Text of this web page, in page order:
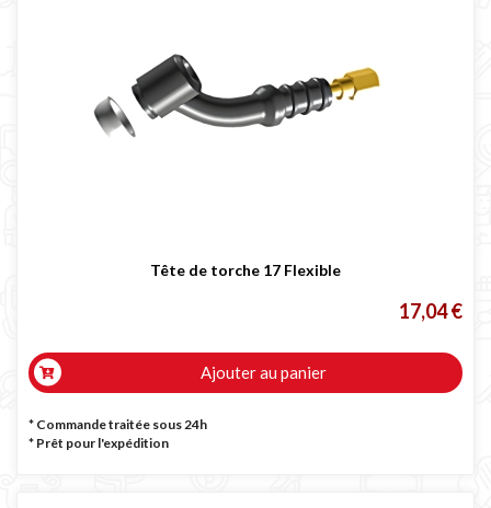
Tête de torche 17 Flexible
17,04 €
Ajouter au panier
* Commande traitée sous 24h
* Prêt pour l'expédition